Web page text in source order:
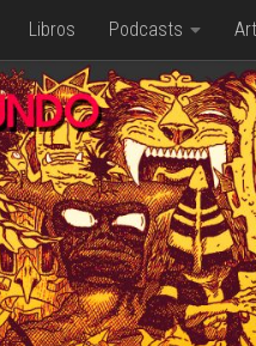
Libros Podcasts